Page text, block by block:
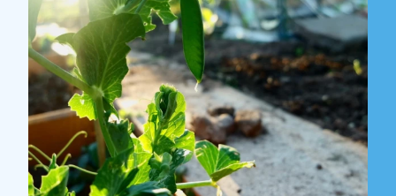
Over Holla
Onze mensen
Expertises
Topics